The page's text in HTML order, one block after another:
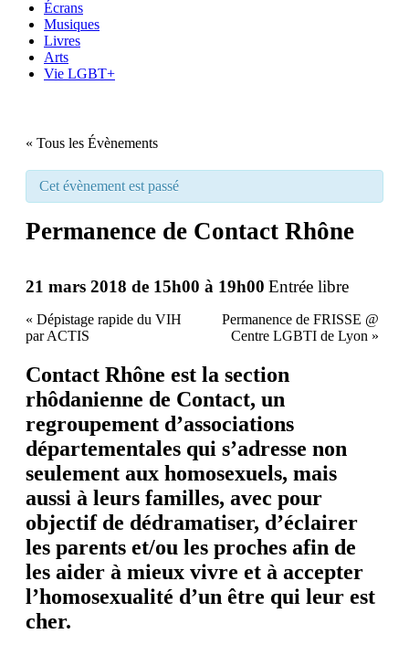
Écrans
Musiques
Livres
Arts
Vie LGBT+
« Tous les Évènements
Cet évènement est passé
Permanence de Contact Rhône
21 mars 2018 de 15h00 à 19h00 Entrée libre
« Dépistage rapide du VIH
par ACTIS
Permanence de FRISSE @
Centre LGBTI de Lyon »
Contact Rhône est la section
rhôdanienne de Contact, un
regroupement d’associations
départementales qui s’adresse non
seulement aux homosexuels, mais
aussi à leurs familles, avec pour
objectif de dédramatiser, d’éclairer
les parents et/ou les proches afin de
les aider à mieux vivre et à accepter
l’homosexualité d’un être qui leur est
cher.